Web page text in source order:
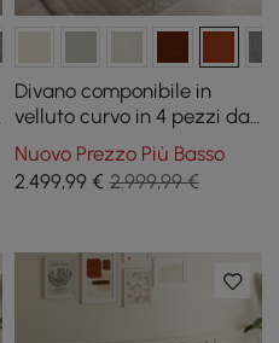
Divano componibile in
velluto curvo in 4 pezzi da
146" con pouf e cuscini
Nuovo Prezzo Più Basso
2.499,99€ 2.999,99 €